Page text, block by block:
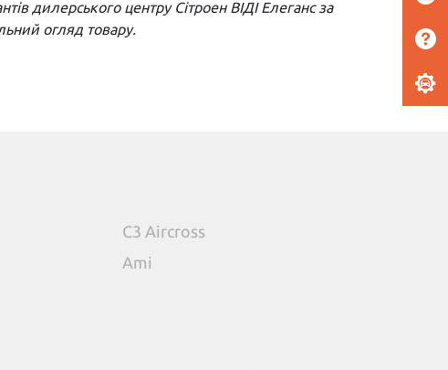
дилерського центру Сітроен ВІДІ Елеганс за
огляд товару.
C3 Aircross
Ami